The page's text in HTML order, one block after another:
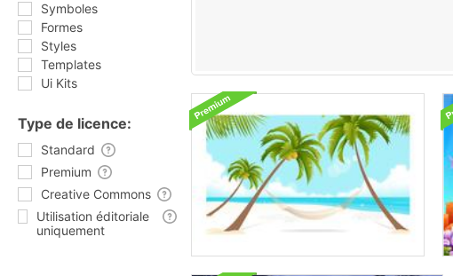
Symboles
Formes
Styles
Templates
Ui Kits
Type de licence:
Standard
Premium
Creative Commons
Utilisation éditoriale
uniquement